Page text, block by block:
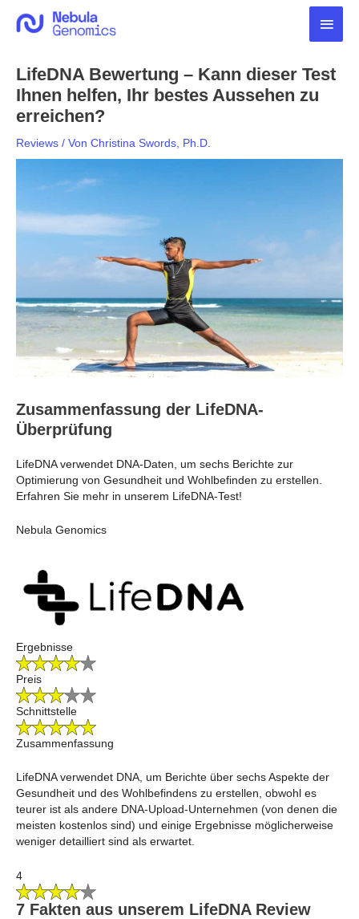
Inhalt
LifeDNA Bewertung – Kann dieser Test
Ihnen helfen, Ihr bestes Aussehen zu
erreichen?
Reviews / Von Christina Swords, Ph.D.
Zusammenfassung der LifeDNA-
Überprüfung
LifeDNA verwendet DNA-Daten, um sechs Berichte zur
Optimierung von Gesundheit und Wohlbefinden zu erstellen.
Erfahren Sie mehr in unserem LifeDNA-Test!
Nebula Genomics
Ergebnisse
Preis
Schnittstelle
Zusammenfassung
LifeDNA verwendet DNA, um Berichte über sechs Aspekte der
Gesundheit und des Wohlbefindens zu erstellen, obwohl es
teurer ist als andere DNA-Upload-Unternehmen (von denen die
meisten kostenlos sind) und einige Ergebnisse möglicherweise
weniger detailliert sind als erwartet.
4
7 Fakten aus unserem LifeDNA Review